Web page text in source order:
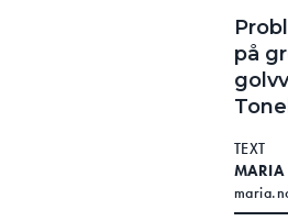
på
TEXT
MARIA